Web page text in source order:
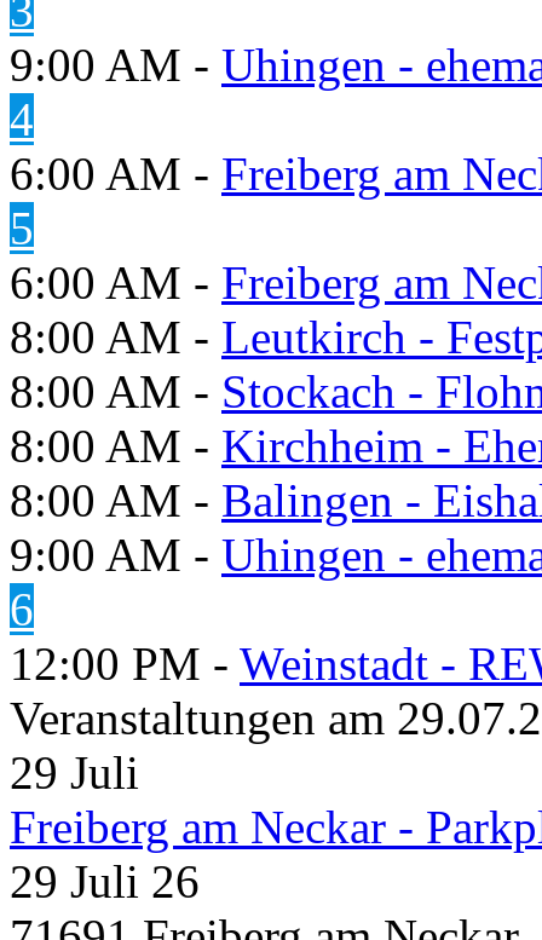
9:00 AM - Uhingen -
4
6:00 AM - Freiberg am
5
6:00 AM - Freiberg am
8:00 AM - Leutkirch -
8:00 AM - Stockach -
8:00 AM - Kirchheim -
8:00 AM - Balingen -
9:00 AM - Uhingen -
6
12:00 PM - Weinstadt -
Veranstaltungen am
29 Juli
Freiberg am Neckar -
29 Juli 26